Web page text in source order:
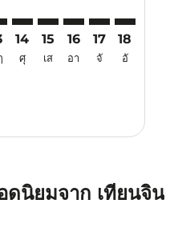
14
ศุ
15
เส
16
อา
17
จั
18
อั
ดนิยมจาก เทียนจิน